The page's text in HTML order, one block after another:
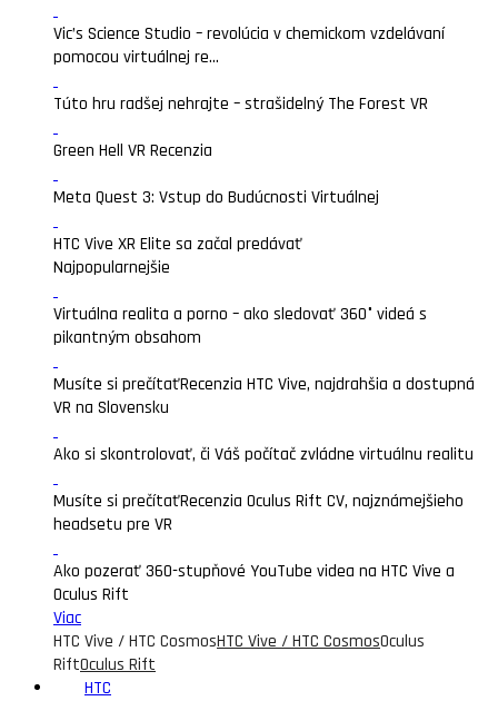
Vic’s Science Studio – revolúcia v chemickom vzdelávaní
pomocou virtuálnej re...
Túto hru radšej nehrajte – strašidelný The Forest VR
Green Hell VR Recenzia
Meta Quest 3: Vstup do Budúcnosti Virtuálnej
HTC Vive XR Elite sa začal predávať
Najpopularnejšie
Virtuálna realita a porno – ako sledovať 360° videá s
pikantným obsahom
Musíte si prečítaťRecenzia HTC Vive, najdrahšia a dostupná
VR na Slovensku
Ako si skontrolovať, či Váš počítač zvládne virtuálnu realitu
Musíte si prečítaťRecenzia Oculus Rift CV, najznámejšieho
headsetu pre VR
Ako pozerať 360-stupňové YouTube videa na HTC Vive a
Oculus Rift
Viac
HTC Vive / HTC CosmosHTC Vive / HTC CosmosOculus
RiftOculus Rift
HTC